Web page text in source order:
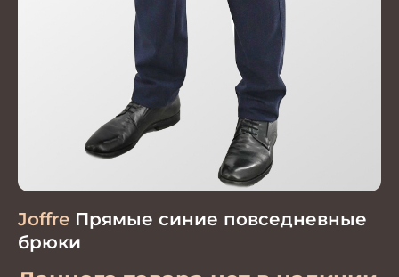
Joffre Прямые синие повседневные
брюки